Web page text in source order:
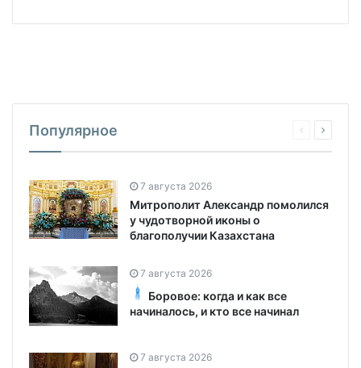
Популярное
7 августа 2026
Митрополит Александр помолился
у чудотворной иконы о
благополучии Казахстана
7 августа 2026
Боровое: когда и как все
начиналось, и кто все начинал
7 августа 2026